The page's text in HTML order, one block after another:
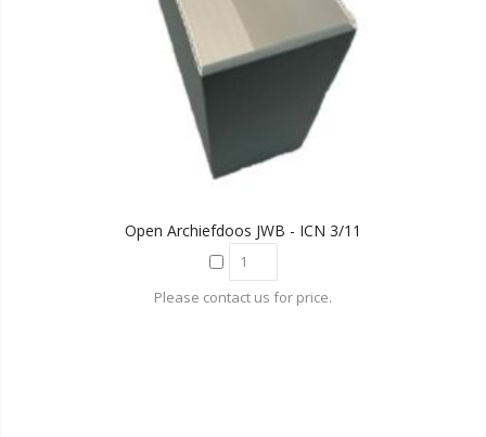
Open Archiefdoos JWB - ICN 3/11
Please contact us for price.